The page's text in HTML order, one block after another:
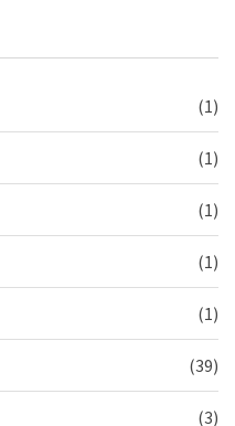
(1)
(1)
(1)
(1)
(1)
(39)
(3)